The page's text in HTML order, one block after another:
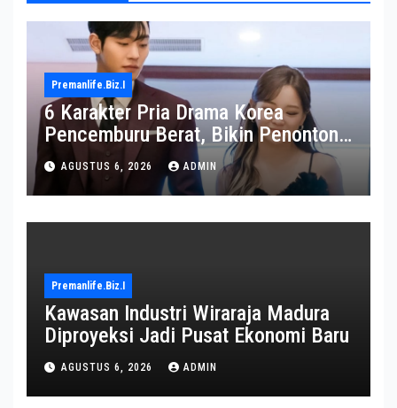
Premanlife.biz.i
6 Karakter Pria Drama Korea
Pencemburu Berat, Bikin Penonton
Gemas
AGUSTUS 6, 2026 ADMIN
Premanlife.biz.i
Kawasan Industri Wiraraja Madura
Diproyeksi Jadi Pusat Ekonomi Baru
AGUSTUS 6, 2026 ADMIN